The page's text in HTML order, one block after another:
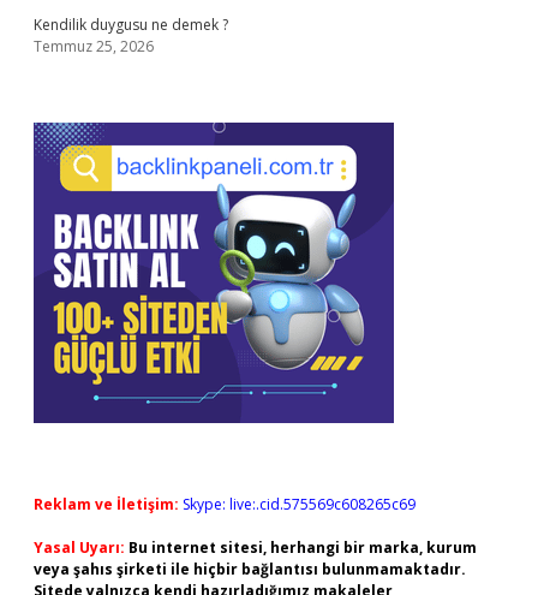
Kendilik duygusu ne demek ?
Temmuz 25, 2026
Reklam ve İletişim: Skype: live:.cid.575569c608265c69
Yasal Uyarı: Bu internet sitesi, herhangi bir marka, kurum
veya şahıs şirketi ile hiçbir bağlantısı bulunmamaktadır.
Sitede yalnızca kendi hazırladığımız makaleler